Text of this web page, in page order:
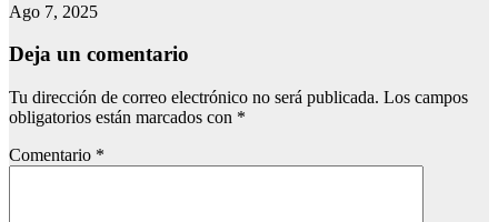
Ago 7, 2025
Deja un comentario
Tu dirección de correo electrónico no será publicada. Los campos
obligatorios están marcados con *
Comentario *